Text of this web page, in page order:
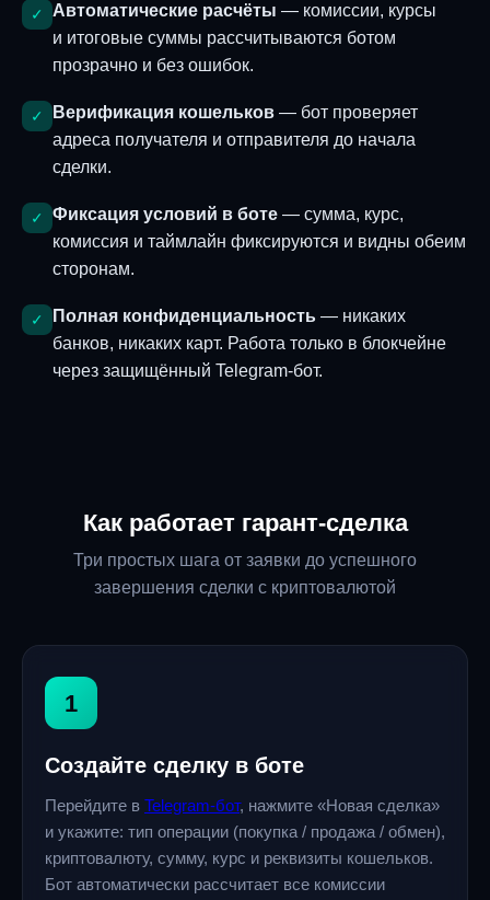
✓ Автоматические расчёты — комиссии, курсы
и итоговые суммы рассчитываются ботом
прозрачно и без ошибок.
✓ Верификация кошельков — бот проверяет
адреса получателя и отправителя до начала
сделки.
✓ Фиксация условий в боте — сумма, курс,
комиссия и таймлайн фиксируются и видны обеим
сторонам.
✓ Полная конфиденциальность — никаких
банков, никаких карт. Работа только в блокчейне
через защищённый Telegram-бот.
Как работает гарант-сделка
Три простых шага от заявки до успешного
завершения сделки с криптовалютой
1
Создайте сделку в боте
Перейдите в Telegram-бот, нажмите «Новая сделка»
и укажите: тип операции (покупка / продажа / обмен),
криптовалюту, сумму, курс и реквизиты кошельков.
Бот автоматически рассчитает все комиссии